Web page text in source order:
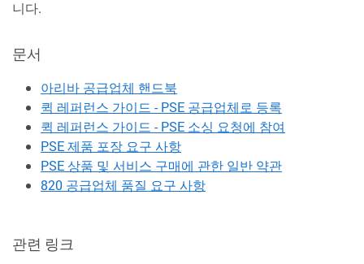
니다.
문서
아리바 공급업체 핸드북
퀵 레퍼런스 가이드 - PSE 공급업체로 등록
퀵 레퍼런스 가이드 - PSE 소싱 요청에 참여
PSE 제품 포장 요구 사항
PSE 상품 및 서비스 구매에 관한 일반 약관
820 공급업체 품질 요구 사항
관련 링크